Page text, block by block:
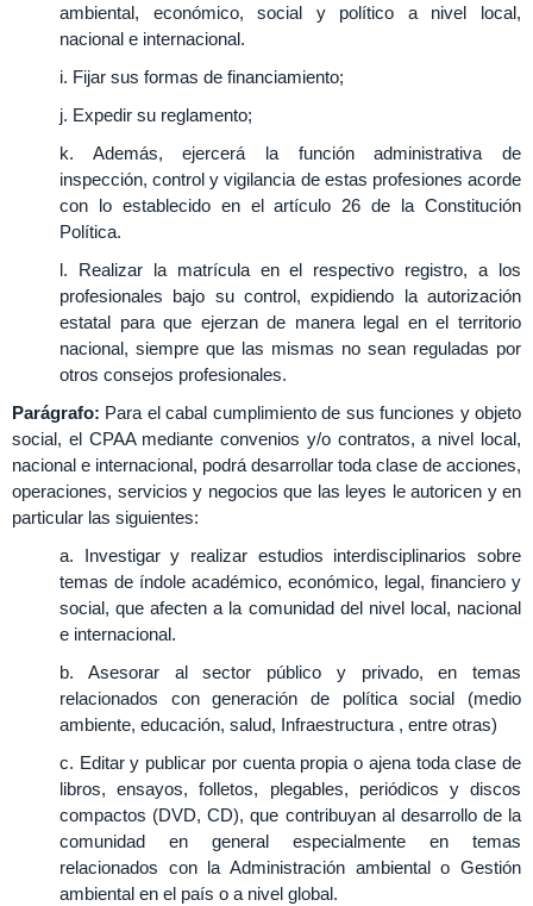
ambiental, económico, social y político a nivel local,
nacional e internacional.
i. Fijar sus formas de financiamiento;
j. Expedir su reglamento;
k. Además, ejercerá la función administrativa de
inspección, control y vigilancia de estas profesiones acorde
con lo establecido en el artículo 26 de la Constitución
Política.
l. Realizar la matrícula en el respectivo registro, a los
profesionales bajo su control, expidiendo la autorización
estatal para que ejerzan de manera legal en el territorio
nacional, siempre que las mismas no sean reguladas por
otros consejos profesionales.
Parágrafo: Para el cabal cumplimiento de sus funciones y objeto
social, el CPAA mediante convenios y/o contratos, a nivel local,
nacional e internacional, podrá desarrollar toda clase de acciones,
operaciones, servicios y negocios que las leyes le autoricen y en
particular las siguientes:
a. Investigar y realizar estudios interdisciplinarios sobre
temas de índole académico, económico, legal, financiero y
social, que afecten a la comunidad del nivel local, nacional
e internacional.
b. Asesorar al sector público y privado, en temas
relacionados con generación de política social (medio
ambiente, educación, salud, Infraestructura , entre otras)
c. Editar y publicar por cuenta propia o ajena toda clase de
libros, ensayos, folletos, plegables, periódicos y discos
compactos (DVD, CD), que contribuyan al desarrollo de la
comunidad en general especialmente en temas
relacionados con la Administración ambiental o Gestión
ambiental en el país o a nivel global.